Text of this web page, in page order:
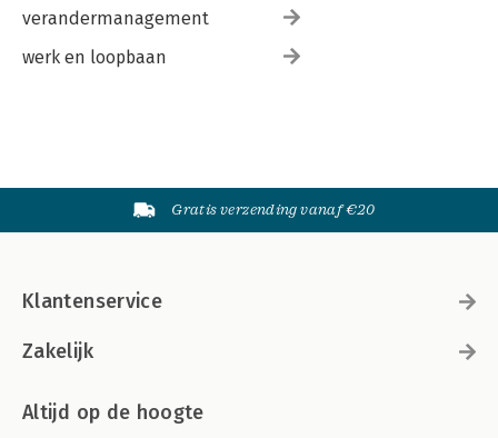
verandermanagement
werk en loopbaan
Gratis verzending vanaf €20
Klantenservice
Zakelijk
Altijd op de hoogte